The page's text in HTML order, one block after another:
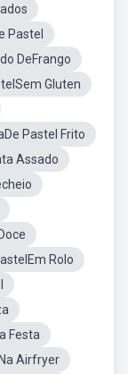
Pastel
DeFrango
Gluten
Pastel Frito
Assado
Rolo
Festa
Airfryer